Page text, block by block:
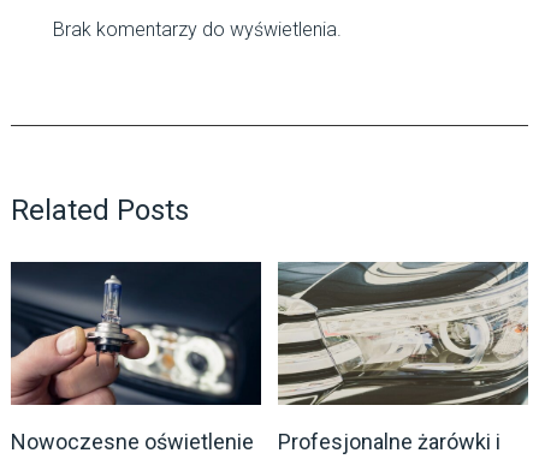
Brak komentarzy do wyświetlenia.
Related Posts
Nowoczesne oświetlenie
Profesjonalne żarówki i